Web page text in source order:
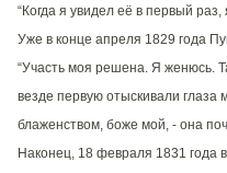
“Когда я увидел её в первый
Уже в конце апреля 1829 года
“Участь моя решена. Я женюсь.
везде первую отыскивали глаза
блаженством, боже мой, - она
Наконец, 18 февраля 1831 года